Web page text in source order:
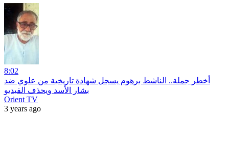
8:02
أخطر جملة.. الناشط برهوم يسجل شهادة تاريخية من علوي ضد
بشار الأسد ويحذف الفيديو
Orient TV
3 years ago